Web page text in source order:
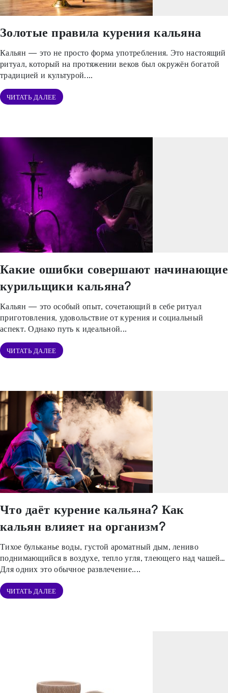
Золотые правила курения кальяна
Кальян — это не просто форма употребления. Это настоящий
ритуал, который на протяжении веков был окружён богатой
традицией и культурой. ...
ЧИТАТЬ ДАЛЕЕ
Какие ошибки совершают начинающие
курильщики кальяна?
Кальян — это особый опыт, сочетающий в себе ритуал
приготовления, удовольствие от курения и социальный
аспект. Однако путь к идеальной...
ЧИТАТЬ ДАЛЕЕ
Что даёт курение кальяна? Как
кальян влияет на организм?
Тихое бульканье воды, густой ароматный дым, лениво
поднимающийся в воздухе, тепло угля, тлеющего над чашей…
Для одних это обычное развлечение....
ЧИТАТЬ ДАЛЕЕ